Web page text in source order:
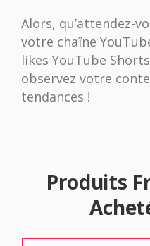
Alors, qu’attendez-
votre chaîne
likes YouTube
observez votre
tendances !
Produits